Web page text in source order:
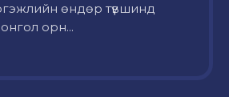
өндөр түвшинд
орн...